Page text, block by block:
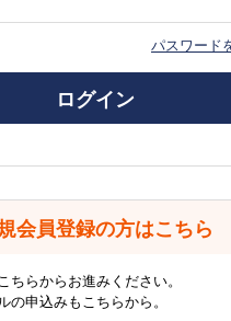
パスワード
ログイン
会員登録の方はこちら
ちらからお進みください。
の申込みもこちらから。